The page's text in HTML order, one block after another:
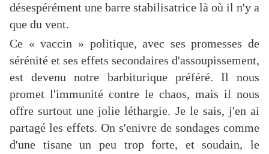
désespérément une barre stabilisatrice là où il n'y a
que du vent.
Ce « vaccin » politique, avec ses promesses de
sérénité et ses effets secondaires d'assoupissement,
est devenu notre barbiturique préféré. Il nous
promet l'immunité contre le chaos, mais il nous
offre surtout une jolie léthargie. Je le sais, j'en ai
partagé les effets. On s'enivre de sondages comme
d'une tisane un peu trop forte, et soudain, le